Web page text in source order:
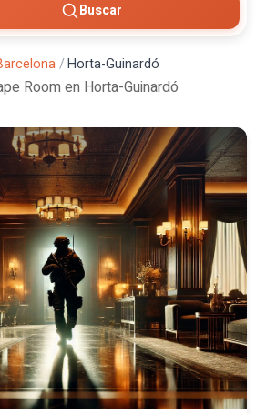
Buscar
/Horta-Guinardó
Room en Horta-Guinardó